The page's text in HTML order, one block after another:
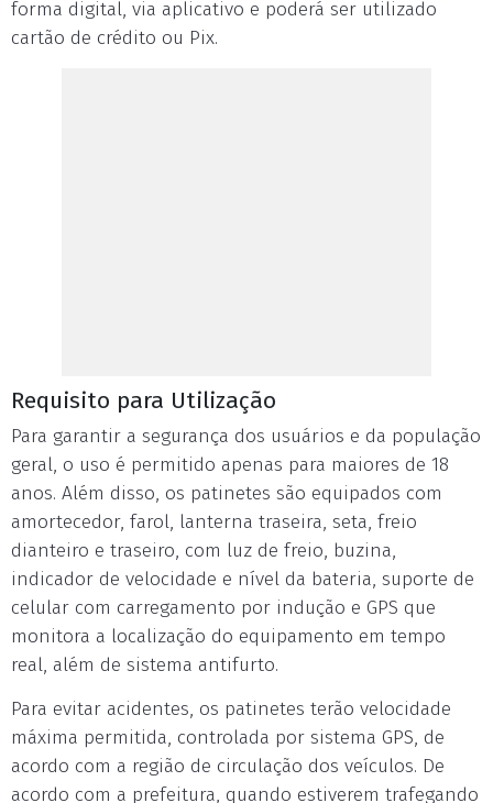
forma digital, via aplicativo e poderá ser utilizado
cartão de crédito ou Pix.
Requisito para Utilização
Para garantir a segurança dos usuários e da população
geral, o uso é permitido apenas para maiores de 18
anos. Além disso, os patinetes são equipados com
amortecedor, farol, lanterna traseira, seta, freio
dianteiro e traseiro, com luz de freio, buzina,
indicador de velocidade e nível da bateria, suporte de
celular com carregamento por indução e GPS que
monitora a localização do equipamento em tempo
real, além de sistema antifurto.
Para evitar acidentes, os patinetes terão velocidade
máxima permitida, controlada por sistema GPS, de
acordo com a região de circulação dos veículos. De
acordo com a prefeitura, quando estiverem trafegando